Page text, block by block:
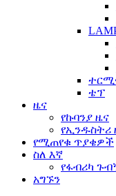
ቴፕ
ዜና
የኩባንያ ዜና
የኢንዱስትሪ
የሚጠየቁ ጥያቄዎች
ስለ እኛ
የፋብሪካ
አግኙን